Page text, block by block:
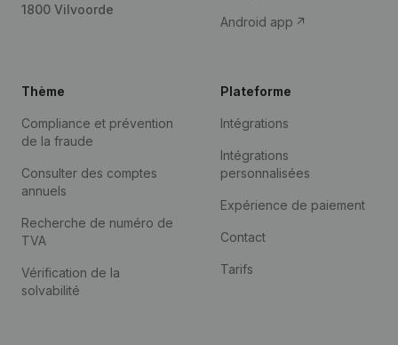
1800 Vilvoorde
Android app
Thème
Compliance et prévention
de la fraude
Consulter des comptes
annuels
Recherche de numéro de
TVA
Vérification de la
solvabilité
Plateforme
Intégrations
Intégrations
personnalisées
Expérience de paiement
Contact
Tarifs